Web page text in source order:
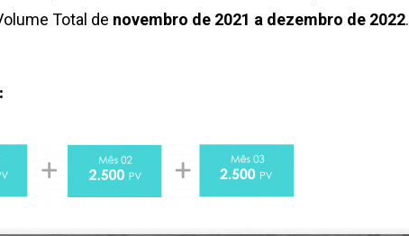
Total de novembro de 2021 a dezembro de 2022.